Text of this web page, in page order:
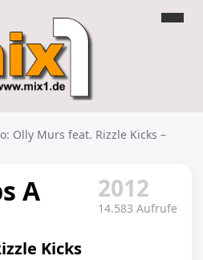
Olly Murs feat. Rizzle Kicks –
A
Kicks
2012
14.583 Aufrufe